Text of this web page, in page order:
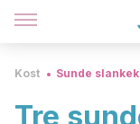
Kost Sunde
Tre